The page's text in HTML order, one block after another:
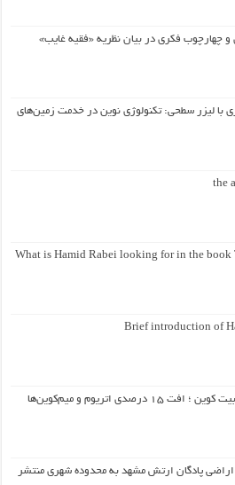
چهارچوب فکری در بیان نظریه «فقیه غایب»
با لیزر سطحی: تکنولوژی نوین در خدمت زمین‌های
the
What is Hamid Rabei looking for in the book
Brief introduction of
۱۵ درصدی اتریوم و میم‌کوین‌ها
پادگان ارتش مشهد به محدوده شهری منتشر